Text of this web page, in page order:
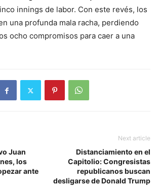
innings de labor. Con este revés, los
una profunda mala racha, perdiendo
ocho compromisos para caer a una
Juan
los
ante
Next article
Distanciamiento en el
Capitolio: Congresistas
republicanos buscan
desligarse de Donald Trump